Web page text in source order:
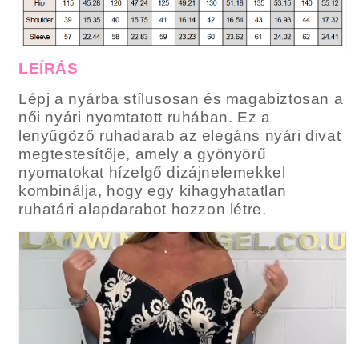
LEÍRÁS
Lépj a nyárba stílusosan és magabiztosan a
női nyári nyomtatott ruhában. Ez a
lenyűgöző ruhadarab az elegáns nyári divat
megtestesítője, amely a gyönyörű
nyomatokat hízelgő dizájnelemekkel
kombinálja, hogy egy kihagyhatatlan
ruhatári alapdarabot hozzon létre.